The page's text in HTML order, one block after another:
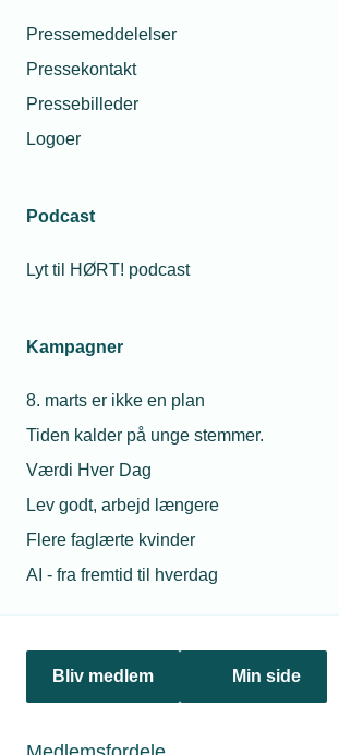
Pressemeddelelser
Pressekontakt
Pressebilleder
Logoer
Podcast
Lyt til HØRT! podcast
Kampagner
8. marts er ikke en plan
Tiden kalder på unge stemmer.
Værdi Hver Dag
Lev godt, arbejd længere
Flere faglærte kvinder
AI - fra fremtid til hverdag
Bliv medlem Min side
Politik & analyse
jura@tekniq.dk
tekniq@tekniq.dk